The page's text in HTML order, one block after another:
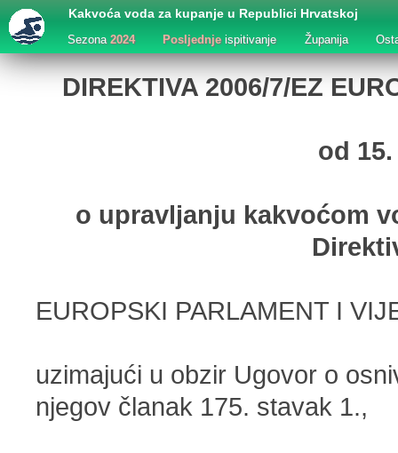
Kakvoća voda za kupanje u Republici Hrvatskoj
Sezona 2024 Posljednjeispitivanje Županija
DIREKTIVA 2006/7/EZ
od
o upravljanju kakvoćom
EUROPSKI PARLAMENT I
uzimajući u obzir Ugovor o
njegov članak 175. stavak 1.,